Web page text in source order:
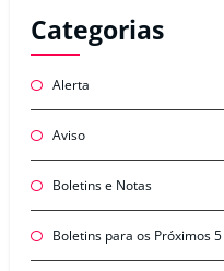
Categorias
Alerta
Aviso
Boletins e Notas
Boletins para os Próximos